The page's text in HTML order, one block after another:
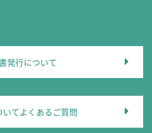
発行について
てよくあるご質問